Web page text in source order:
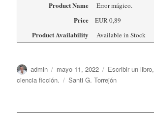
Product Name Error mágico.
Price EUR0,89
Product Availability Available in Stock
Autor
admin
Publicado
el
mayo 11, 2022 Categorías
Escribir un libro,
ciencia ficción.
Etiquetas
Santi G. Torrejón